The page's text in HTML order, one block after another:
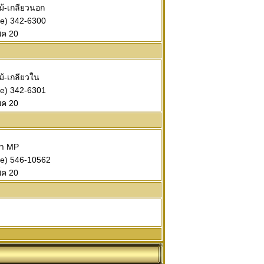
เกลียวนอก
342-6300
20
เกลียวใน
342-6301
20
MP
546-10562
20